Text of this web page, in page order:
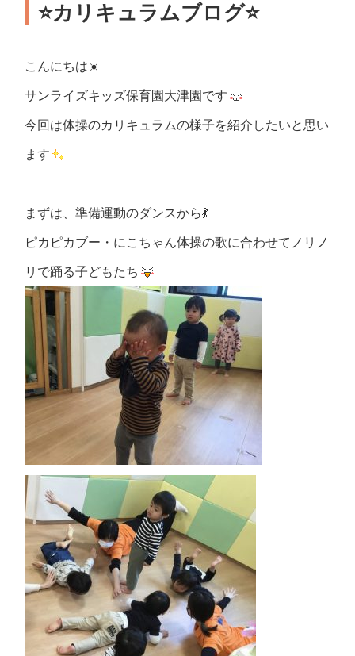
⭐️カリキュラムブログ⭐️
こんにちは☀️
サンライズキッズ保育園大津園です
今回は体操のカリキュラムの様子を紹介したいと思い
ます
まずは、準備運動のダンスから💃
ピカピカブー・にこちゃん体操の歌に合わせてノリノ
リで踊る子どもたち